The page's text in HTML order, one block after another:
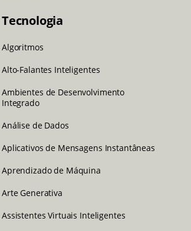
Tecnologia
Algoritmos
Alto-Falantes Inteligentes
Ambientes de Desenvolvimento
Integrado
Análise de Dados
Aplicativos de Mensagens Instantâneas
Aprendizado de Máquina
Arte Generativa
Assistentes Virtuais Inteligentes